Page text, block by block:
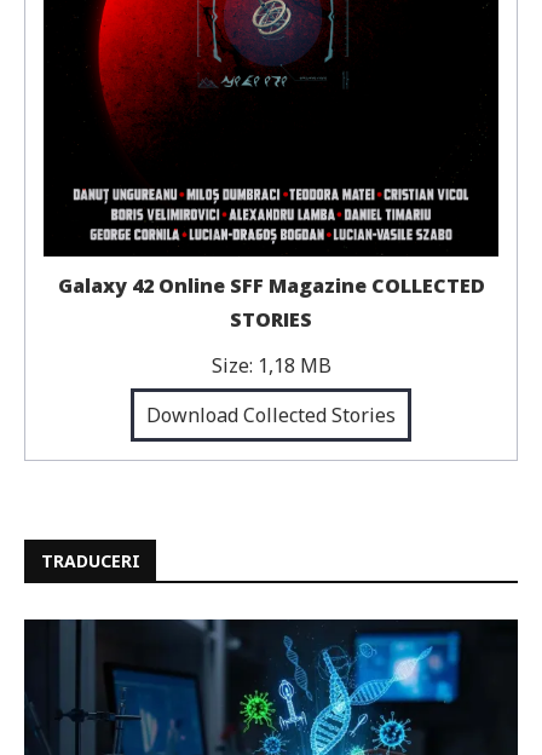
Galaxy 42 Online SFF Magazine COLLECTED
STORIES
Size: 1,18 MB
Download Collected Stories
TRADUCERI